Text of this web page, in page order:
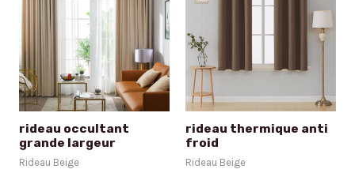
rideau occultant
grande largeur
Rideau Beige
rideau thermique anti
froid
Rideau Beige